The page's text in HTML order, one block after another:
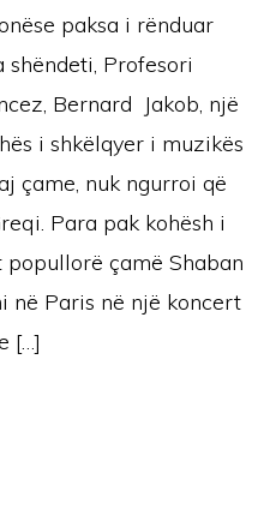
paksa i rënduar
shëndeti, Profesori
Bernard Jakob, një
i shkëlqyer i muzikës
çame, nuk ngurroi që
Para pak kohësh i
çamë Shaban
në Paris në një koncert
[…]